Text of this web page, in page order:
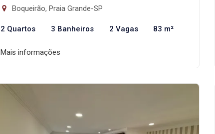
Boqueirão, Praia Grande-SP
2 Quartos 3 Banheiros 2 Vagas 83 m²
Mais informações